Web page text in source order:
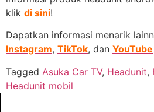
klik di sini!
Dapatkan informasi menarik
Instagram, TikTok, dan YouTube
Tagged Asuka Car TV, Headunit,
Headunit mobil